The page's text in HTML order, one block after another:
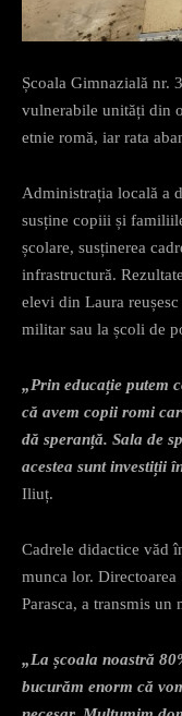
Școala Gimnazială nr.
vulnerabile unități din
etnie romă, iar rata
Administrația locală a
susține copiii și
școlare, susținerea
infrastructură.
elevi din Laura
militar sau la școli de
„Prin educație putem
că avem copii romi
dă speranță. Sala de
acestea sunt investiții
Iliuț.
Cadrele didactice văd
munca lor.
Parasca, a transmis un
„La școala noastră
bucurăm enorm că